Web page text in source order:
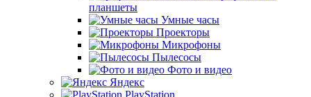
планшеты
Умные часы
Проекторы
Микрофоны
Пылесосы
Фото и видео
Яндекс
PlayStation